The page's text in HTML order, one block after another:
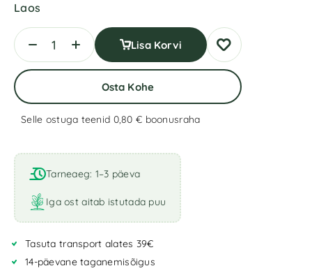
Laos
Lisa Korvi
Osta Kohe
Selle ostuga teenid 0,80 € boonusraha
l
t
e
r
n
t
i
Tarneaeg: 1–3 päeva
Iga ost aitab istutada puu
Tasuta transport alates 39€
14-päevane taganemisõigus